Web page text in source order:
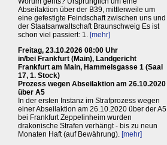
Abseilaktion über der B39, mittlerweile um
eine gefestigte Feindschaft zwischen uns und
der Staatsanwaltschaft Braunschweig Es ist
schon viel passiert: 1. [mehr]
Freitag, 23.10.2026 08:00 Uhr
in/bei Frankfurt (Main), Landgericht
Frankfurt am Main, Hammelsgasse 1 (Saal
17, 1. Stock)
Prozess wegen Abseilaktion am 26.10.2020
über A5
In der ersten Instanz im Strafprozess wegen
einer Abseilaktion am 26.10.2020 über der A5
bei Frankfurt Zeppelinheim wurden
drakonische Strafen verhängt - bis zu neun
Monaten Haft (auf Bewährung). [mehr]